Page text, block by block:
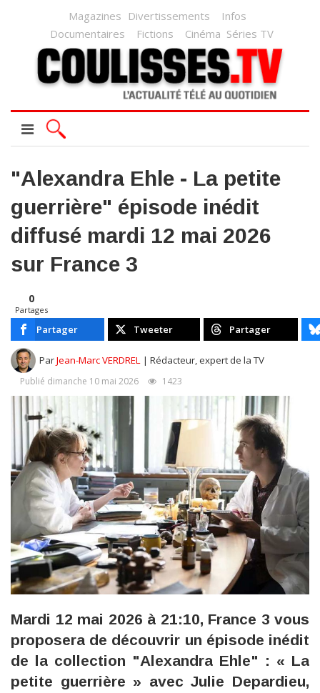
Magazines Divertissements
Infos
Documentaires
Fictions Cinéma Séries TV
"Alexandra Ehle - La petite
guerrière" épisode inédit
diffusé mardi 12 mai 2026
sur France 3
0
Partages
Partager Tweeter Partager
ParJean-Marc VERDREL | Rédacteur, expert de la TV
Publié dimanche 10 mai 2026 1423
Mardi 12 mai 2026 à 21:10, France 3 vous
proposera de découvrir un épisode inédit
de la collection "Alexandra Ehle" : « La
petite guerrière » avec Julie Depardieu,